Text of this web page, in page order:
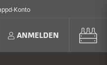
Konto
ANMELDEN